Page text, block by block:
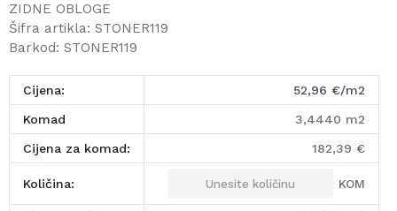
ZIDNE OBLOGE
Šifra artikla: STONER119
Barkod: STONER119
Cijena: 52,96 €/m2
komad 3,4440 m2
Cijena za komad: 182,39 €
Količina: KOM